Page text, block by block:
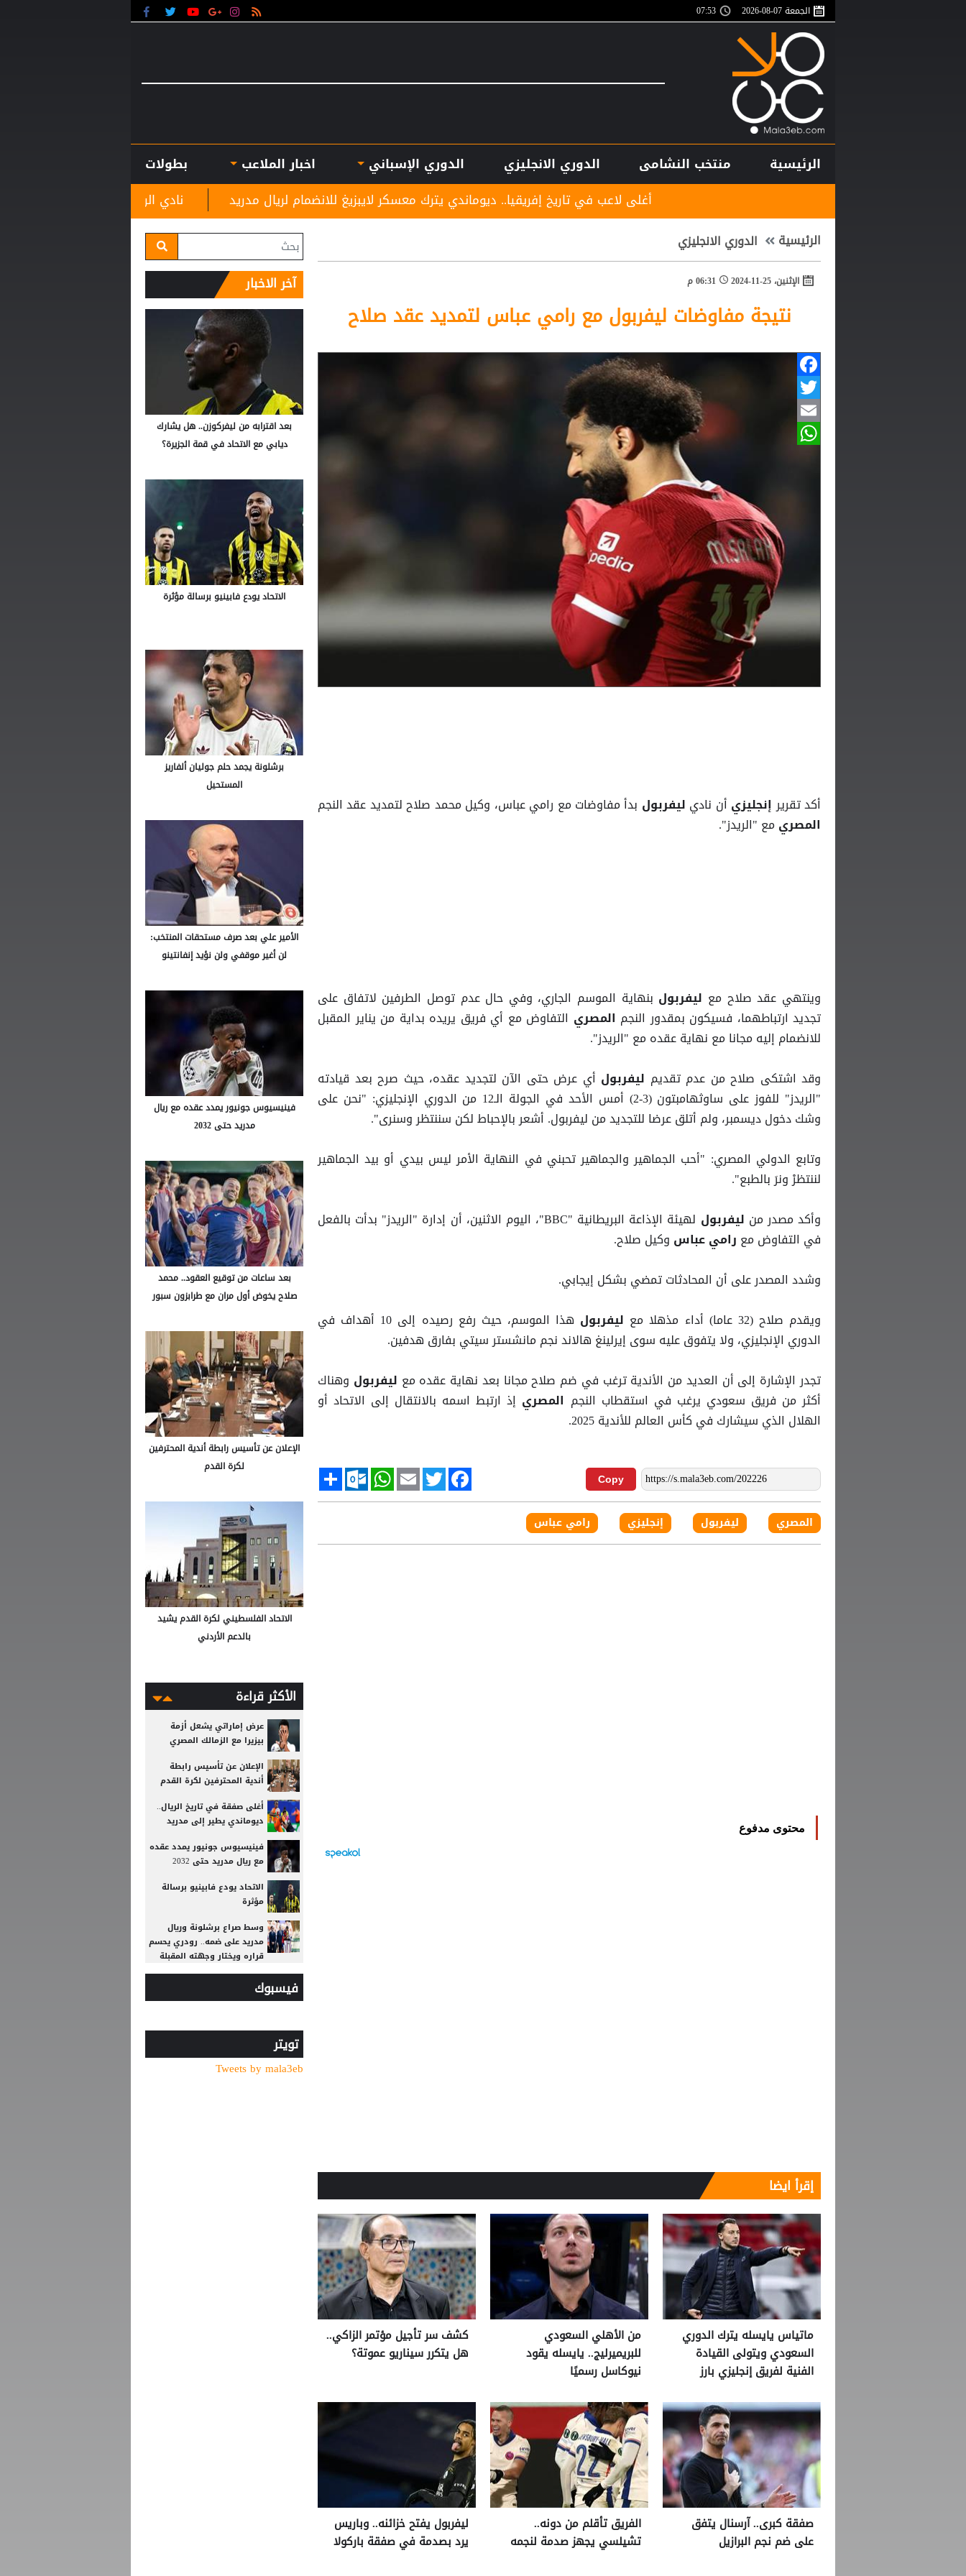
الجمعة 07-08-2026 07:53
الرئيسية منتخب النشامى الدوري الانجليزي الدوري الإسباني اخبار الملاعب
بطولات
نادي الرمثا يستقبل مدربه الجديد غاسانين
أغلى لاعب في تاريخ إفريقيا.. ديوماندي يترك معسكر لايبزيغ للانضمام لريال مدريد
الرئيسية الدوري الانجليزي
الإثنين، 25-11-2024 06:31 م
نتيجة مفاوضات ليفربول مع رامي عباس لتمديد عقد صلاح
Facebook
Twitter
Email
WhatsApp
أكد تقريرإنجليزي أن نادي ليفربول بدأ مفاوضات مع رامي عباس، وكيل محمد صلاح لتمديد عقد النجم
المصري مع "الريدز".
وينتهي عقد صلاح مع ليفربول بنهاية الموسم الجاري، وفي حال عدم توصل الطرفين لاتفاق على
تجديد ارتباطهما، فسيكون بمقدور النجم المصري التفاوض مع أي فريق يريده بداية من يناير المقبل
للانضمام إليه مجانا مع نهاية عقده مع "الريدز".
وقد اشتكى صلاح من عدم تقديم ليفربول أي عرض حتى الآن لتجديد عقده، حيث صرح بعد قيادته
"الريدز" للفوز على ساوثهامبتون (3-2) أمس الأحد في الجولة الـ12 من الدوري الإنجليزي: "نحن على
وشك دخول ديسمبر، ولم أتلق عرضا للتجديد من ليفربول. أشعر بالإحباط لكن سننتظر وسنرى".
وتابع الدولي المصري: "أحب الجماهير والجماهير تحبني في النهاية الأمر ليس بيدي أو بيد الجماهير
لننتظرْ ونرَ بالطبع".
وأكد مصدر من ليفربول
لهيئة الإذاعة البريطانية "BBC"، اليوم الاثنين، أن إدارة "الريدز" بدأت بالفعل
في التفاوض مع رامي عباس وكيل صلاح.
وشدد المصدر على أن المحادثات تمضي بشكل إيجابي.
ويقدم صلاح (32 عاما) أداء مذهلا مع
ليفربول
هذا الموسم، حيث رفع رصيده إلى 10 أهداف في
الدوري الإنجليزي، ولا يتفوق عليه سوى إيرلينغ هالاند نجم مانشستر سيتي بفارق هدفين.
تجدر الإشارة إلى أن العديد من الأندية ترغب في ضم صلاح مجانا بعد نهاية عقده مع ليفربول وهناك
أكثر من فريق سعودي يرغب في استقطاب النجم المصري إذ ارتبط اسمه بالانتقال إلى الاتحاد أو
الهلال الذي سيشارك في كأس العالم للأندية 2025.
Copy
Facebook
Twitter
Email
WhatsApp
Outlook.com
Share
المصري ليفربول إنجليزي رامي عباس
محتوى مدفوع
إقرأ ايضا
ماتياس يايسله يترك الدوري
السعودي ويتولى القيادة
الفنية لفريق إنجليزي بارز
من الأهلي السعودي
للبريميرليج.. يايسله يقود
نيوكاسل رسميًا
كشف سر تأجيل مؤتمر الزاكي..
هل يتكرر سيناريو عموتة؟
صفقة كبرى.. آرسنال يتفق
على ضم نجم البرازيل
الفريق تأقلم من دونه..
تشيلسي يجهز صدمة لنجمه
ليفربول يفتح خزائنه.. وباريس
يرد بصدمة في صفقة باركولا
آخر الاخبار
بعد اقترابه من ليفركوزن.. هل يشارك
ديابي مع الاتحاد في قمة الجزيرة؟
الاتحاد يودع فابينيو برسالة مؤثرة
برشلونة يجمد حلم جوليان ألفاريز
المستحيل
الأمير علي بعد صرف مستحقات المنتخب:
لن أغير موقفي ولن نؤيد إنفانتينو
فينيسيوس جونيور يمدد عقده مع ريال
مدريد حتى 2032
بعد ساعات من توقيع العقود.. محمد
صلاح يخوض أول مران مع طرابزون سبور
الإعلان عن تأسيس رابطة أندية المحترفين
لكرة القدم
الاتحاد الفلسطيني لكرة القدم يشيد
بالدعم الأردني
الأكثر قراءة
عرض إماراتي يشعل أزمة
بيزيرا مع الزمالك المصري
الإعلان عن تأسيس رابطة
أندية المحترفين لكرة القدم
أغلى صفقة في تاريخ الريال..
ديوماندي يطير إلى مدريد
فينيسيوس جونيور يمدد عقده
مع ريال مدريد حتى 2032
الاتحاد يودع فابينيو برسالة
مؤثرة
وسط صراع برشلونة وريال
مدريد على ضمه.. رودري يحسم
قراره ويختار وجهته المقبلة
تصريح رسمي يعقد مهمة
برشلونة في صفقة المستقبل
ماتياس يايسله يترك الدوري
فيسبوك
تويتر
Tweets by mala3eb